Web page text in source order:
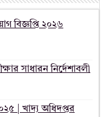
বিজ্ঞপ্তি ২০২৬
সাধারন নির্দেশাবলী
| খাদ্য অধিদপ্তর